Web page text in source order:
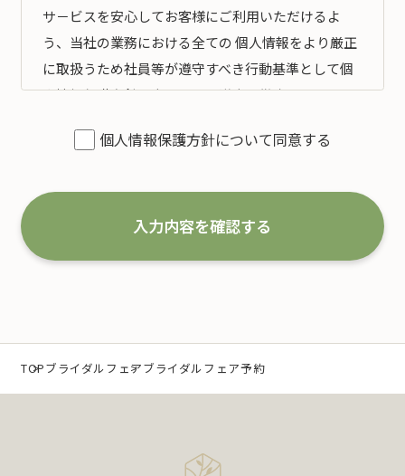
サ－ビスを安心してお客様にご利用いただけるよ
う、当社の業務における全ての 個人情報をより厳正
に取扱うため社員等が遵守すべき行動基準として個
人情報保護方針を定め、その遵守の徹底を図りま
1.事業の内容及び規模を考慮した適切な個人情報
特定するとともに、法で定める場合を除き、その利
用目的の達成に必要な範囲 内において利用いたしま
す。
（1）冠婚葬祭業及び冠婚葬祭の会員募集に関する業
個人情報保護方針について同意する
入力内容を確認する
TOPブライダルフェアブライダルフェア予約